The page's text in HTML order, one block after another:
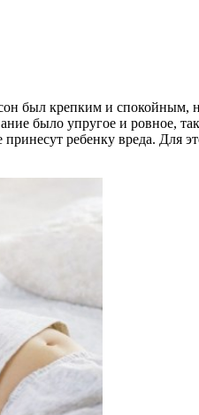
был крепким и
было упругое и ровное,
ребенку вреда. Для